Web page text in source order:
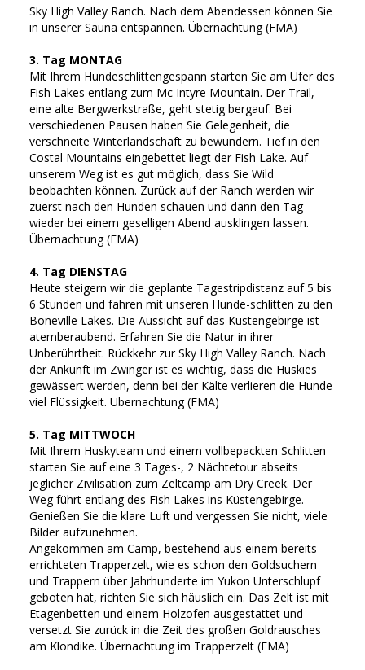
Sky High Valley Ranch. Nach dem Abendessen können Sie
in unserer Sauna entspannen. Übernachtung (FMA)
3. Tag MONTAG
Mit Ihrem Hundeschlittengespann starten Sie am Ufer des
Fish Lakes entlang zum Mc Intyre Mountain. Der Trail,
eine alte Bergwerkstraße, geht stetig bergauf. Bei
verschiedenen Pausen haben Sie Gelegenheit, die
verschneite Winterlandschaft zu bewundern. Tief in den
Costal Mountains eingebettet liegt der Fish Lake. Auf
unserem Weg ist es gut möglich, dass Sie Wild
beobachten können. Zurück auf der Ranch werden wir
zuerst nach den Hunden schauen und dann den Tag
wieder bei einem geselligen Abend ausklingen lassen.
Übernachtung (FMA)
4. Tag DIENSTAG
Heute steigern wir die geplante Tagestripdistanz auf 5 bis
6 Stunden und fahren mit unseren Hunde-schlitten zu den
Boneville Lakes. Die Aussicht auf das Küstengebirge ist
atemberaubend. Erfahren Sie die Natur in ihrer
Unberührtheit. Rückkehr zur Sky High Valley Ranch. Nach
der Ankunft im Zwinger ist es wichtig, dass die Huskies
gewässert werden, denn bei der Kälte verlieren die Hunde
viel Flüssigkeit. Übernachtung (FMA)
5. Tag MITTWOCH
Mit Ihrem Huskyteam und einem vollbepackten Schlitten
starten Sie auf eine 3 Tages-, 2 Nächtetour abseits
jeglicher Zivilisation zum Zeltcamp am Dry Creek. Der
Weg führt entlang des Fish Lakes ins Küstengebirge.
Genießen Sie die klare Luft und vergessen Sie nicht, viele
Bilder aufzunehmen.
Angekommen am Camp, bestehend aus einem bereits
errichteten Trapperzelt, wie es schon den Goldsuchern
und Trappern über Jahrhunderte im Yukon Unterschlupf
geboten hat, richten Sie sich häuslich ein. Das Zelt ist mit
Etagenbetten und einem Holzofen ausgestattet und
versetzt Sie zurück in die Zeit des großen Goldrausches
am Klondike. Übernachtung im Trapperzelt (FMA)